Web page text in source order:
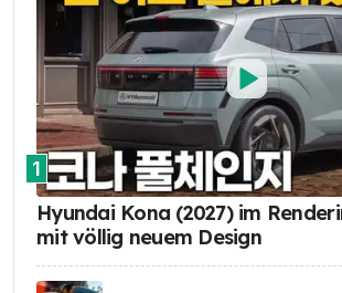
1
Hyundai Kona (2027) im
mit völlig neuem Design